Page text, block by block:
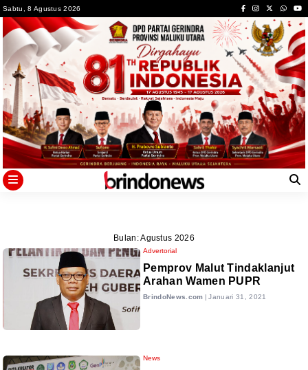
to
content
Sabtu, 8 Agustus 2026
Bulan:Agustus 2026
Advertorial
Pemprov Malut Tindaklanjut
Arahan Wamen PUPR
BrindoNews.com | Januari 31, 2021
News